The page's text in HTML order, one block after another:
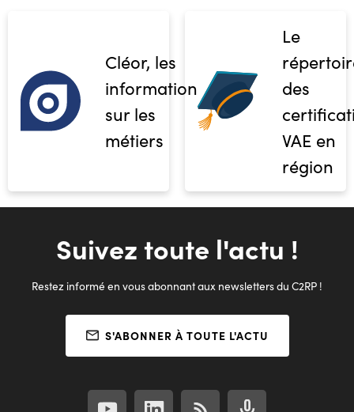
Cléor, les
informations
sur les
métiers
Le
des
VAE en
région
Suivez toute l'actu !
Restez informé en vous abonnant aux newsletters du C2RP !
S'ABONNER À TOUTE L'ACTU